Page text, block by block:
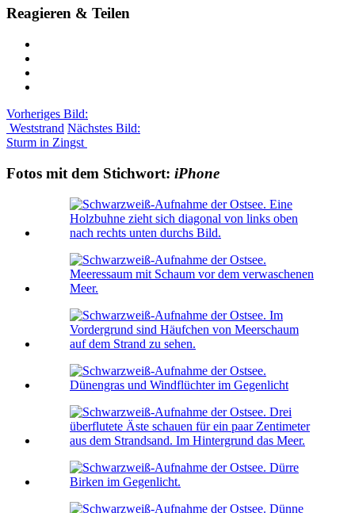
Reagieren & Teilen
Vorheriges Bild:
Weststrand Nächstes Bild:
Sturm in Zingst
Fotos mit dem Stichwort: iPhone